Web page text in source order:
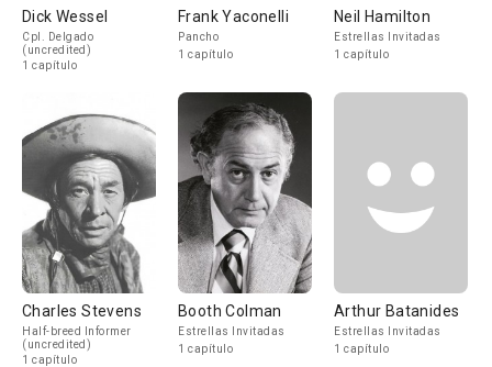
Dick Wessel
Cpl. Delgado
(uncredited)
1 capítulo
Frank Yaconelli
Pancho
1 capítulo
Neil Hamilton
Estrellas Invitadas
1 capítulo
Charles Stevens
Half-breed Informer
(uncredited)
1 capítulo
Booth Colman
Estrellas Invitadas
1 capítulo
Arthur Batanides
Estrellas Invitadas
1 capítulo